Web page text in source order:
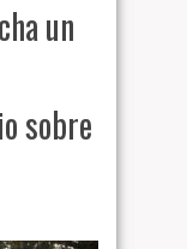
un
sobre